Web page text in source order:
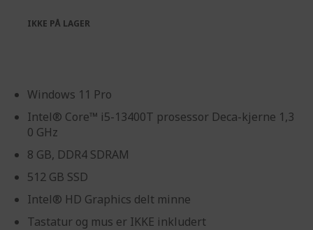
Windows 11 Pro
Intel® Core™ i5-13400T prosessor Deca-kjerne 1,3
0 GHz
8 GB, DDR4 SDRAM
512 GB SSD
Intel® HD Graphics delt minne
Tastatur og mus er IKKE inkludert
IKKE PÅ LAGER